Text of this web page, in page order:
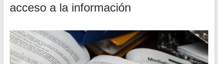
acceso a la información